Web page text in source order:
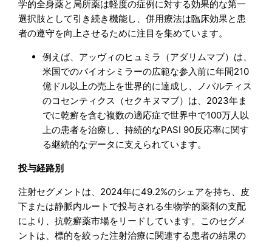
学的全身薬と局所薬は軽度の症例に対する効果的な第一
選択肢として引き続き機能し、併用療法は臨床効果と患
者の遵守を向上させるために注目を集めています。
例えば、アッヴィのヒュミラ（アダリムマブ）は、
米国でのバイオシミラーの広範な参入前に年間210
億ドル以上の売上を世界的に達成し、ノバルティス
のコセンティクス（セクキヌマブ）は、2023年ま
でに乾癬を含む複数の適応症で世界中で100万人以
上の患者を治療し、持続的なPASI 90反応率に関す
る継続的なデータに支えられています。
投与経路別
注射セグメントは、2024年に49.2%のシェアを持ち、皮
下または静脈内ルートで投与される生物学的薬剤の支配
により、抗乾癬薬市場をリードしています。このセグメ
ントは、標的を絞った注射治療に関連する患者の結果の